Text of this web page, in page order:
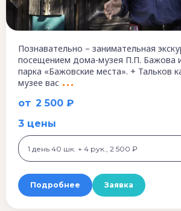
от 2 500 ₽
Познавательно – занимательная
посещением дома-музея П.П. Бажова
парка «Бажовские места». + Тальков
музее вас
3 цены
1 день 40 шк. + 4 рук., 2 500 ₽
Подробнее Заявка